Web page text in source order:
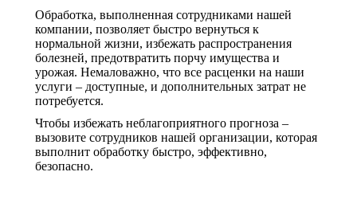
Обработка, выполненная сотрудниками нашей
компании, позволяет быстро вернуться к
нормальной жизни, избежать распространения
болезней, предотвратить порчу имущества и
урожая. Немаловажно, что все расценки на наши
услуги – доступные, и дополнительных затрат не
потребуется.
Чтобы избежать неблагоприятного прогноза –
вызовите сотрудников нашей организации, которая
выполнит обработку быстро, эффективно,
безопасно.